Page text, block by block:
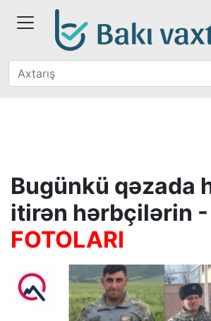
Bugünkü qəzada
itirən hərbçilərin -
FOTOLARI